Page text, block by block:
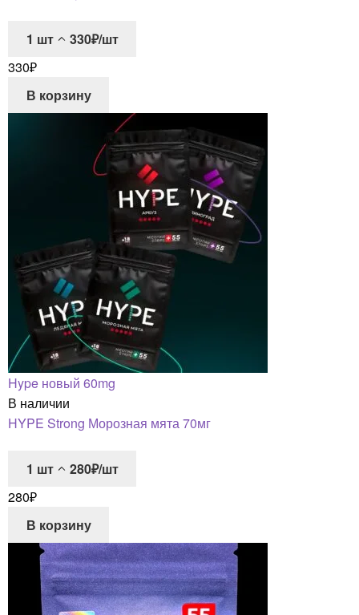
1 шт
330₽/шт
330₽
В корзину
Hype новый 60mg
В наличии
HYPE Strong Морозная мята 70мг
1 шт
280₽/шт
280₽
В корзину